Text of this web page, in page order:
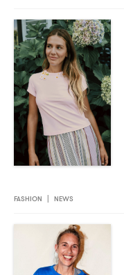
FASHION | NEWS